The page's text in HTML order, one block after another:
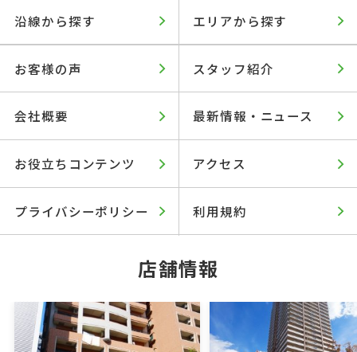
沿線から探す エリアから探す
お客様の声 スタッフ紹介
会社概要 最新情報・ニュース
お役立ちコンテンツ アクセス
プライバシーポリシー 利用規約
店舗情報